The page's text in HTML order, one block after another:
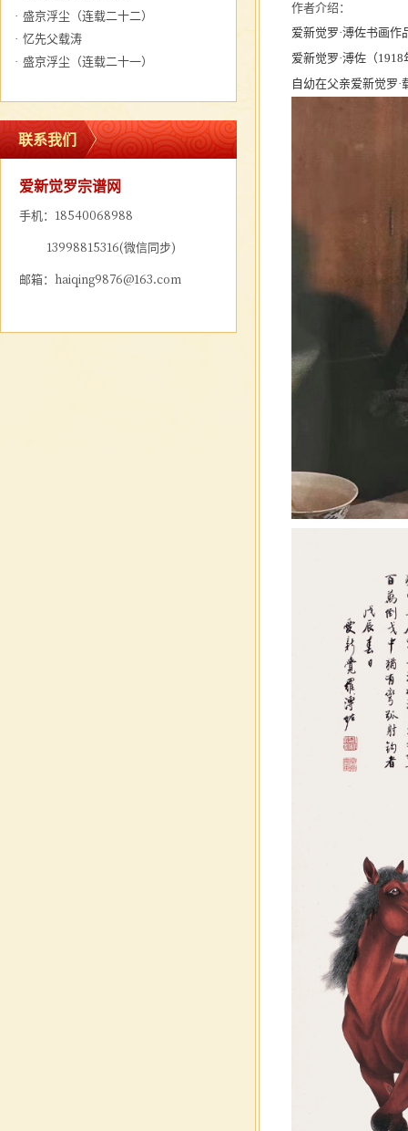
· 盛京浮尘（连载二十二）
· 忆先父载涛
· 盛京浮尘（连载二十一）
联系我们
爱新觉罗宗谱网
手机：18540068988
13998815316(微信同步)
邮箱：haiqing9876@163.com
作者介绍：
爱新觉罗·溥佐书画作
爱新觉罗·溥佐（
自幼在父亲爱新觉罗·